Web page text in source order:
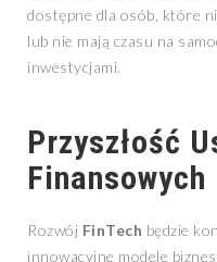
dostępne dla osób, które
lub nie mają czasu na
inwestycjami.
Przyszłość
Finansowych
Rozwój FinTech będzie
innowacyjne modele